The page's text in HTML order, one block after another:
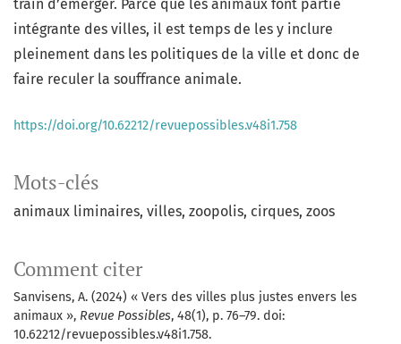
Mots-clés
animaux liminaires villes zoopolis cirques zoos
Comment citer
Sanvisens, A. (2024) « Vers des villes plus justes envers les
animaux », Revue Possibles, 48(1), p. 76–79. doi:
10.62212/revuepossibles.v48i1.758.
train d’émerger. Parce que les animaux font partie
intégrante des villes, il est temps de les y inclure
pleinement dans les politiques de la ville et donc de
faire reculer la souffrance animale.
https://doi.org/10.62212/revuepossibles.v48i1.758